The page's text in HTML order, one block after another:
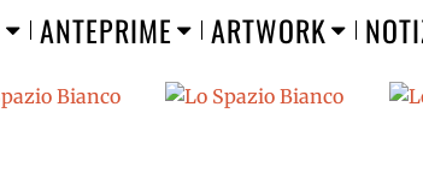
ANTEPRIME ARTWORK